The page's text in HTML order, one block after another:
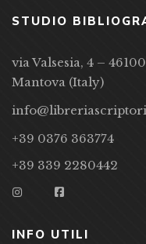
STUDIO
via Valsesia, 4 – 46100
Mantova (Italy)
+39 0376 363774
+39 339 2280442
INFO UTILI